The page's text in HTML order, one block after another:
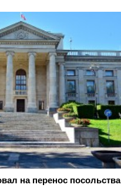
на перенос посольства